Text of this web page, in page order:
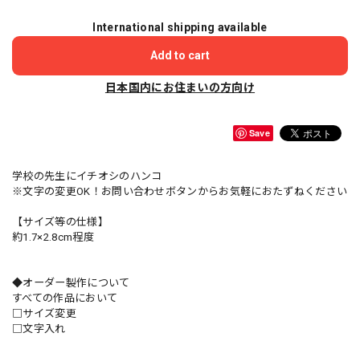
International shipping available
Add to cart
日本国内にお住まいの方向け
Save
学校の先生にイチオシのハンコ
※文字の変更OK！お問い合わせボタンからお気軽におたずねください
【サイズ等の仕様】
約1.7×2.8cm程度
◆オーダー製作について
すべての作品において
□サイズ変更
□文字入れ